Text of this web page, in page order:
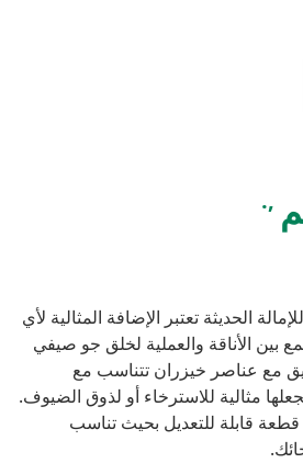
,.
الحديثة تعتبر الإضافة المثالية لأي
بين الأناقة والعملية لخلق جو صيفي
مع عناصر خيزران تتناسب مع
مثالية للاسترخاء أو لذوق الضيوف.
قابلة للتعديل بحيث تناسب